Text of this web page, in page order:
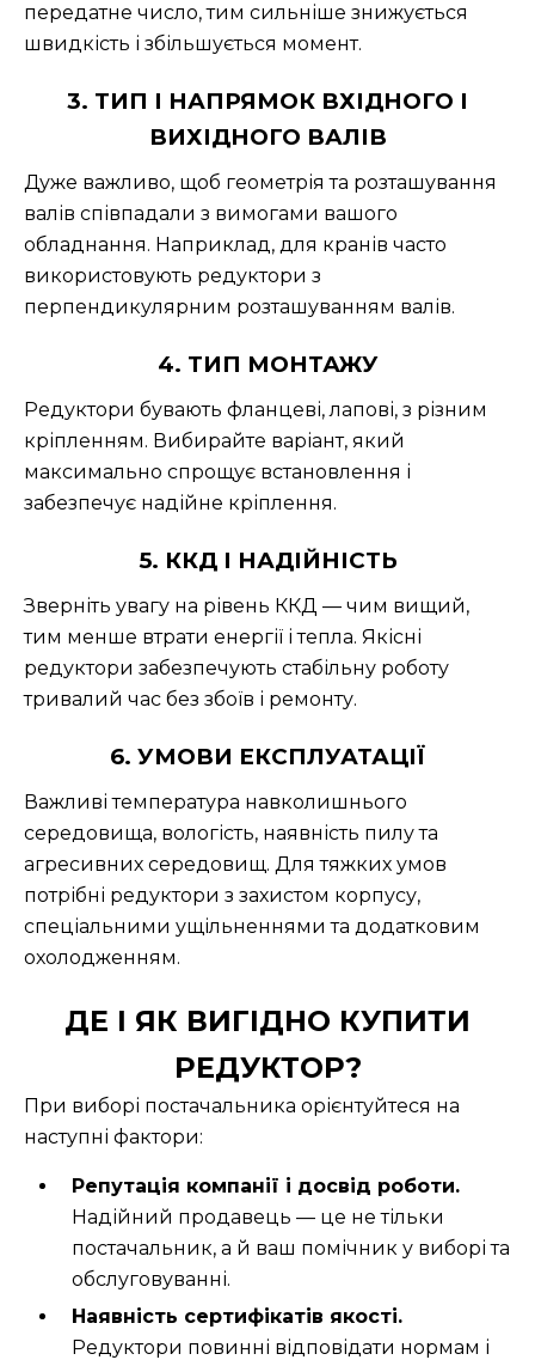
передатне число, тим сильніше знижується
швидкість і збільшується момент.
3. ТИП І НАПРЯМОК ВХІДНОГО І
ВИХІДНОГО ВАЛІВ
Дуже важливо, щоб геометрія та розташування
валів співпадали з вимогами вашого
обладнання. Наприклад, для кранів часто
використовують редуктори з
перпендикулярним розташуванням валів.
4. ТИП МОНТАЖУ
Редуктори бувають фланцеві, лапові, з різним
кріпленням. Вибирайте варіант, який
максимально спрощує встановлення і
забезпечує надійне кріплення.
5. ККД І НАДІЙНІСТЬ
Зверніть увагу на рівень ККД — чим вищий,
тим менше втрати енергії і тепла. Якісні
редуктори забезпечують стабільну роботу
тривалий час без збоїв і ремонту.
6. УМОВИ ЕКСПЛУАТАЦІЇ
Важливі температура навколишнього
середовища, вологість, наявність пилу та
агресивних середовищ. Для тяжких умов
потрібні редуктори з захистом корпусу,
спеціальними ущільненнями та додатковим
охолодженням.
ДЕ І ЯК ВИГІДНО КУПИТИ
РЕДУКТОР?
При виборі постачальника орієнтуйтеся на
наступні фактори:
Репутація компанії і досвід роботи.
Надійний продавець — це не тільки
постачальник, а й ваш помічник у виборі та
обслуговуванні.
Наявність сертифікатів якості.
Редуктори повинні відповідати нормам і